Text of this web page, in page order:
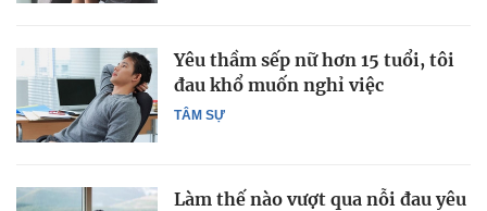
TÂM SỰ
Yêu thầm sếp nữ hơn 15 tuổi, tôi
đau khổ muốn nghỉ việc
Làm thế nào vượt qua nỗi đau yêu